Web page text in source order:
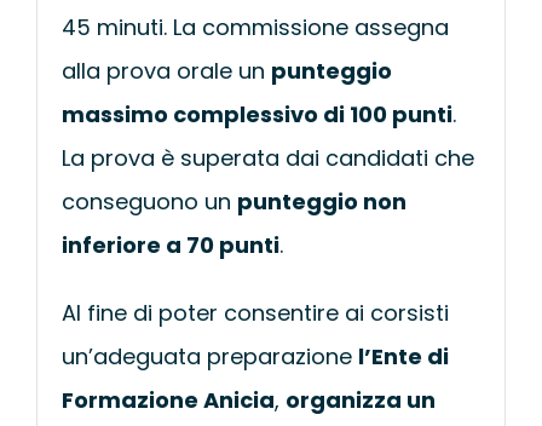
45 minuti. La commissione assegna
alla prova orale un punteggio
massimo complessivo di 100 punti.
La prova è superata dai candidati che
conseguono un punteggio non
inferiore a 70 punti.
Al fine di poter consentire ai corsisti
un’adeguata preparazione l’Ente di
Formazione Anicia, organizza un